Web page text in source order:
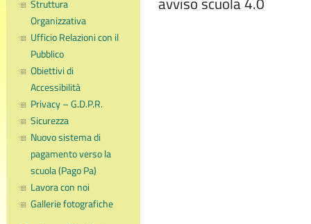
Struttura
Organizzativa
Ufficio Relazioni con il
Pubblico
Obiettivi di
Accessibilità
Privacy – G.D.P.R.
Sicurezza
Nuovo sistema di
pagamento verso la
scuola (Pago Pa)
Lavora con noi
Gallerie fotografiche